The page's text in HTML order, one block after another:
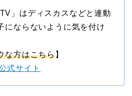
」はディスカスなどと連動
にならないように気を付け
な方はこちら】
式サイト